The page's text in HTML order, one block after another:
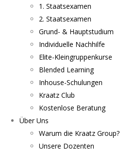
1. Staatsexamen
2. Staatsexamen
Grund- & Hauptstudium
Individuelle Nachhilfe
Elite-Kleingruppenkurse
Blended Learning
Inhouse-Schulungen
Kraatz Club
Kostenlose Beratung
Über Uns
Warum die Kraatz Group?
Unsere Dozenten